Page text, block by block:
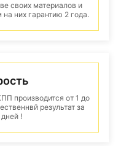
своих материалов и
них гарантию 2 года.
производится от 1 до
результат за
!